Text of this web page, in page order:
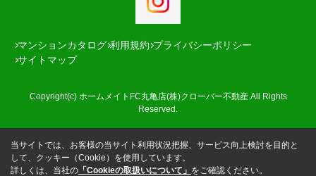
マンションカタログ 利用規約 プライバシーポリシー
サイトマップ
Copyright(c) ホームメイトFC丸亀店(株)クローバー不動産 All Rights
Reserved.
当サイトでは、お客様の当サイト利用状況把握、サービス向上検討を目的と
して、クッキー（Cookie）を使用しています。
詳しくは、当社の 「Cookieの取扱いについて」 をご確認ください。